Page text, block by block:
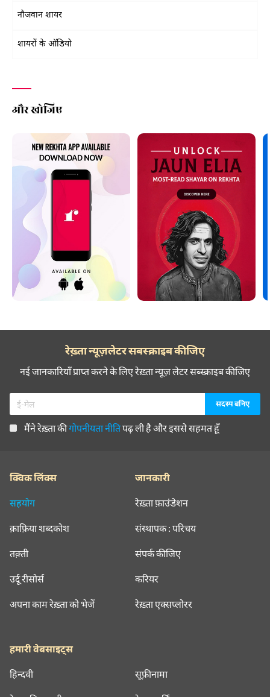
नौजवान शायर
शायरों के ऑडियो
और खोजिए
रेख़्ता न्यूज़लेटर सबस्क्राइब कीजिए
नई जानकारियाँ प्राप्त करने के लिए रेख़्ता न्यूज़ लेटर सब्स्क्राइब कीजिए
मैंने रेख़्ता कीगोपनीयता नीतिपढ़ ली है और इससे सहमत हूँ
क्विक लिंक्स
सहयोग
क़ाफ़िया शब्दकोश
तक़्ती
उर्दू रीसोर्स
अपना काम रेख़्ता को भेजें
जानकारी
रेख़्ता फ़ाउंडेशन
संस्थापक : परिचय
संपर्क कीजिए
करियर
रेख़्ता एक्सप्लोरर
हमारी वेबसाइट्स
हिन्दवी सूफ़ीनामा